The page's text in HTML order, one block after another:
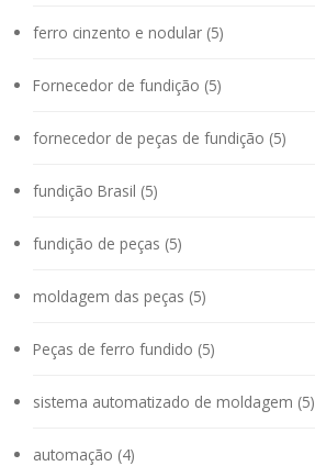
ferro cinzento e nodular (5)
Fornecedor de fundição (5)
fornecedor de peças de fundição (5)
fundição Brasil (5)
fundição de peças (5)
moldagem das peças (5)
Peças de ferro fundido (5)
sistema automatizado de moldagem (5)
automação (4)